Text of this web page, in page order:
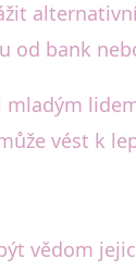
od bank
vést k
vědom